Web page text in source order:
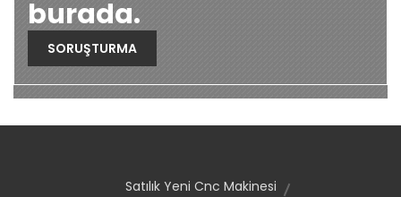
burada.
SORUŞTURMA
Satılık Yeni Cnc Makinesi